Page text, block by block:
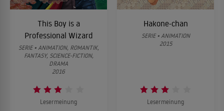
This Boy is a
Professional Wizard
SERIE • ANIMATION, ROMANTIK,
FANTASY, SCIENCE-FICTION,
DRAMA
2016
Lesermeinung
Hakone-chan
SERIE • ANIMATION
2015
Lesermeinung